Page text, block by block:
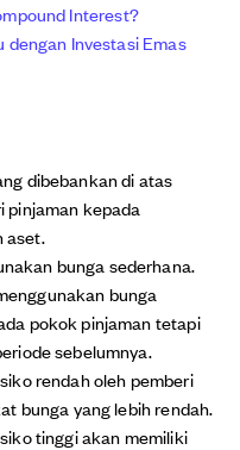
Interest?
Investasi Emas
dibebankan di atas
pinjaman kepada
aset.
bunga sederhana.
bunga
pokok pinjaman tetapi
sebelumnya.
rendah oleh pemberi
bunga yang lebih rendah.
tinggi akan memiliki